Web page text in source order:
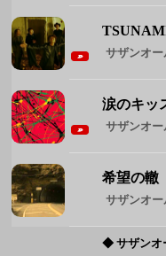
希望の轍
サザンオー
◆ サザンオ
Brand New
Mrs.